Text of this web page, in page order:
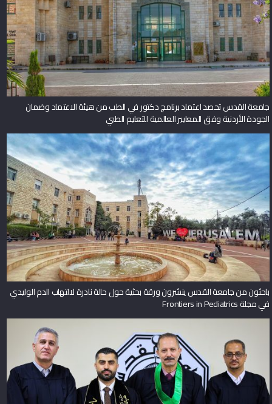
جامعة القدس تحصد اعتماد برنامج دكتور في الطب من هيئة الاعتماد وضمان
الجودة الأردنية وفق المعايير العالمية للتعليم الطبي
باحثون من جامعة القدس ينشرون ورقة بحثية حول حالة نادرة لالتهاب الدم الوليدي
في مجلة Frontiers in Pediatrics